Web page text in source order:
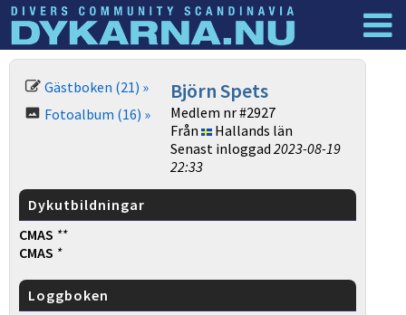
Dyknyheter Logga in
Gästboken (21) »
Fotoalbum (16) »
Björn Spets
Medlem nr #2927
Från
Hallands län
Senast inloggad2023-08-19
22:33
Dykutbildningar
CMAS **
CMAS *
Loggboken